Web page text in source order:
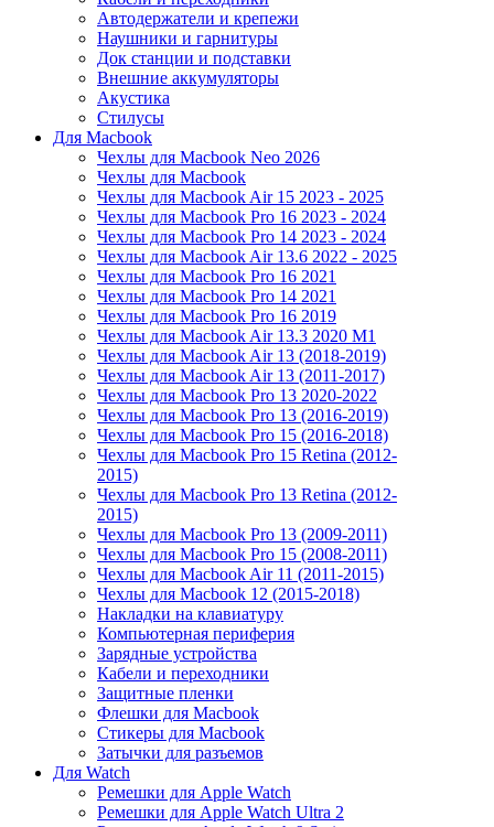
Автодержатели и крепежи
Наушники и гарнитуры
Док станции и подставки
Внешние аккумуляторы
Акустика
Стилусы
Для Macbook
Чехлы для Macbook Neo 2026
Чехлы для Macbook
Чехлы для Macbook Air 15 2023 - 2025
Чехлы для Macbook Pro 16 2023 - 2024
Чехлы для Macbook Pro 14 2023 - 2024
Чехлы для Macbook Air 13.6 2022 - 2025
Чехлы для Macbook Pro 16 2021
Чехлы для Macbook Pro 14 2021
Чехлы для Macbook Pro 16 2019
Чехлы для Macbook Air 13.3 2020 M1
Чехлы для Macbook Air 13 (2018-2019)
Чехлы для Macbook Air 13 (2011-2017)
Чехлы для Macbook Pro 13 2020-2022
Чехлы для Macbook Pro 13 (2016-2019)
Чехлы для Macbook Pro 15 (2016-2018)
Чехлы для Macbook Pro 15 Retina (2012-
2015)
Чехлы для Macbook Pro 13 Retina (2012-
2015)
Чехлы для Macbook Pro 13 (2009-2011)
Чехлы для Macbook Pro 15 (2008-2011)
Чехлы для Macbook Air 11 (2011-2015)
Чехлы для Macbook 12 (2015-2018)
Накладки на клавиатуру
Компьютерная периферия
Зарядные устройства
Кабели и переходники
Защитные пленки
Флешки для Macbook
Стикеры для Macbook
Затычки для разъемов
Для Watch
Ремешки для Apple Watch
Ремешки для Apple Watch Ultra 2